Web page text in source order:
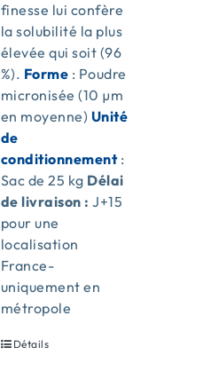
finesse lui confère
la solubilité la plus
élevée qui soit (96
%). Forme : Poudre
micronisée (10 µm
en moyenne) Unité
de
conditionnement:
Sac de 25 kg Délai
de livraison : J+15
pour une
localisation
France-
uniquement en
métropole
Détails